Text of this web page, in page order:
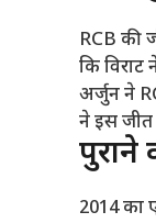
RCB की
कि
अर्जुन ने
ने इस जीत
पुराने
2014 का